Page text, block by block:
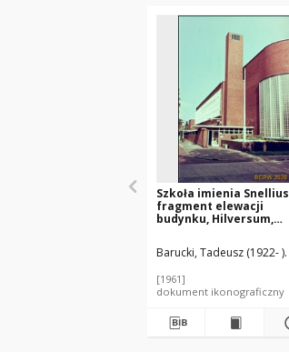
Szkoła imienia
fragment elewacji
budynku, Hilversum,
Barucki, Tadeusz (1922- ).
[1961]
dokument ikonograficzny